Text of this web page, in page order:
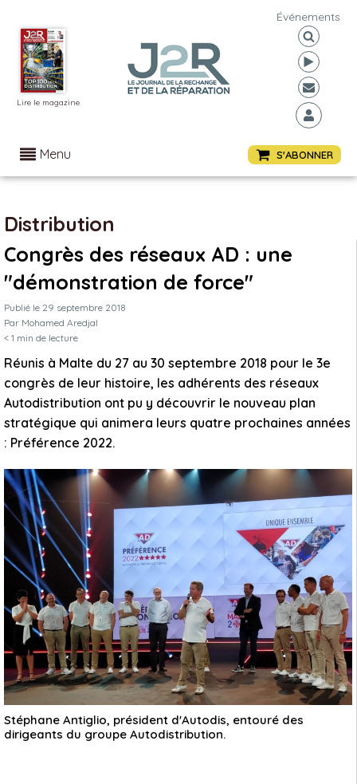
Lire le magazine
Événements
Menu S'ABONNER
Distribution
Congrès des réseaux AD : une
"démonstration de force"
Publié le 29 septembre 2018
Par Mohamed Aredjal
< 1 min de lecture
Réunis à Malte du 27 au 30 septembre 2018 pour le 3e
congrès de leur histoire, les adhérents des réseaux
Autodistribution ont pu y découvrir le nouveau plan
stratégique qui animera leurs quatre prochaines années
: Préférence 2022.
Stéphane Antiglio, président d'Autodis, entouré des
dirigeants du groupe Autodistribution.